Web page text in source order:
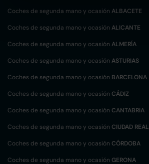
Coches de segunda mano y ocasión ALBACETE
Coches de segunda mano y ocasión ALICANTE
Coches de segunda mano y ocasión ALMERÍA
Coches de segunda mano y ocasión ASTURIAS
Coches de segunda mano y ocasión BARCELONA
Coches de segunda mano y ocasión CÁDIZ
Coches de segunda mano y ocasión CANTABRIA
Coches de segunda mano y ocasión CIUDAD REAL
Coches de segunda mano y ocasión CÓRDOBA
Coches de segunda mano y ocasión GERONA